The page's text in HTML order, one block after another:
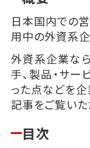
日本国内での
用中の外資系
外資系企業な
手、製品・サ
った点などを
記事をご覧いた
目次